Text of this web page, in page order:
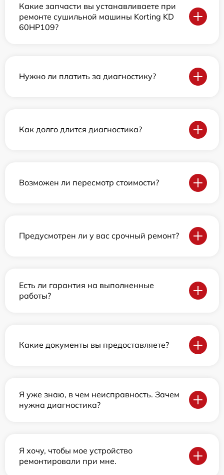
Какие запчасти вы устанавливаете при
ремонте сушильной машины Korting KD
60HP109?
Нужно ли платить за диагностику?
Как долго длится диагностика?
Возможен ли пересмотр стоимости?
Предусмотрен ли у вас срочный ремонт?
Есть ли гарантия на выполненные
работы?
Какие документы вы предоставляете?
Я уже знаю, в чем неисправность. Зачем
нужна диагностика?
Я хочу, чтобы мое устройство
ремонтировали при мне.